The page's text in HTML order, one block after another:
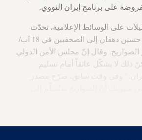
على برنامج إيران النووي.
على الوسائط الإعلامية، تحدّث
وزير الدفاع الإيراني حسين دهقان إلى الصحفيين في 18 آب/
وقال إنّ مجلس الأمن الدولي
ذلك لا يشكّل عائقاً أمام تسليم